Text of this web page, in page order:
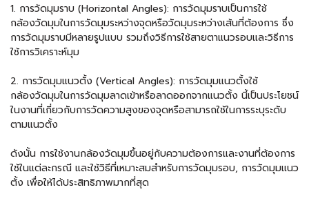
1. การวัดมุมราบ (Horizontal Angles): การวัดมุมราบเป็นการใช้
กล้องวัดมุมในการวัดมุมระหว่างจุดหรือวัดมุมระหว่างเส้นที่ต้องการ ซึ่ง
การวัดมุมราบมีหลายรูปแบบ รวมถึงวิธีการใช้สายตาแนวรอบและวิธีการ
ใช้การวิเคราะห์มุม
2. การวัดมุมแนวตั้ง (Vertical Angles): การวัดมุมแนวตั้งใช้
กล้องวัดมุมในการวัดมุมลาดเข้าหรือลาดออกจากแนวตั้ง นี้เป็นประโยชน์
ในงานที่เกี่ยวกับการวัดความสูงของจุดหรือสามารถใช้ในการระบุระดับ
ตามแนวตั้ง
ดังนั้น การใช้งานกล้องวัดมุมขึ้นอยู่กับความต้องการและงานที่ต้องการ
ใช้ในแต่ละกรณี และใช้วิธีที่เหมาะสมสำหรับการวัดมุมรอบ, การวัดมุมแนว
ตั้ง เพื่อให้ได้ประสิทธิภาพมากที่สุด